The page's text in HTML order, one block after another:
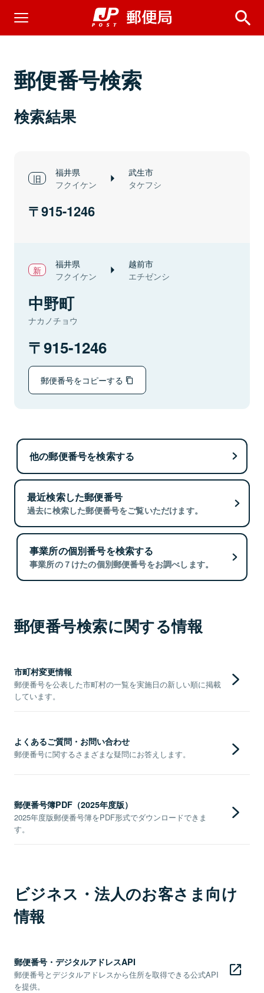
郵便番号検索
検索結果
福井県
フクイケン
武生市
タケフシ
915-1246
福井県
フクイケン
越前市
エチゼンシ
中野町
ナカノチョウ
915-1246
郵便番号をコピーする
他の郵便番号を検索する
最近検索した郵便番号
過去に検索した郵便番号をご覧いただけます。
事業所の個別番号を検索する
事業所の７けたの個別郵便番号をお調べします。
郵便番号検索に関する情報
市町村変更情報
郵便番号を公表した市町村の一覧を実施日の新しい順に掲載
しています。
よくあるご質問・お問い合わせ
郵便番号に関するさまざまな疑問にお答えします。
郵便番号簿PDF（2025年度版）
2025年度版郵便番号簿をPDF形式でダウンロードできま
す。
ビジネス・法人のお客さま向け
情報
郵便番号・デジタルアドレスAPI
郵便番号とデジタルアドレスから住所を取得できる公式API
を提供。